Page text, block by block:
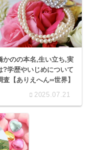
かのの本名,生い立ち,実
?学歴やいじめについて
査【ありえへん∞世界】
2025.07.21